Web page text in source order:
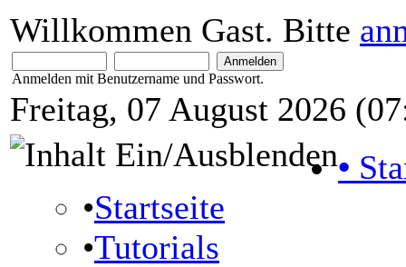
Willkommen Gast. Bitte
Anmelden mit Benutzername und Passwort.
Freitag, 07 August 2026
•
•Startseite
•Tutorials